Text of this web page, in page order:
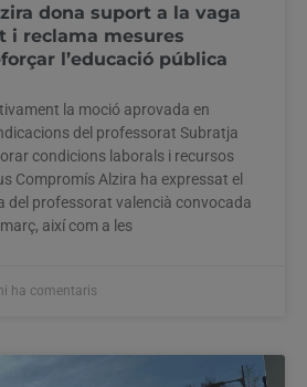
dona suport a la vaga
i reclama mesures
l’educació pública
la moció aprovada en
del professorat Subratja
condicions laborals i recursos
Compromís Alzira ha expressat el
del professorat valencià convocada
així com a les
ha comentaris